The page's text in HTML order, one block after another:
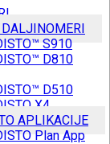
S910
D810
D510
X4
APLIKACIJE
Plan App